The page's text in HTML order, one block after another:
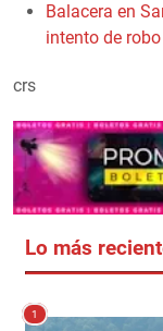
Balacera en
intento de
crs
Lo más
1